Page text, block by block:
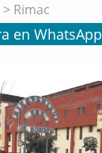
> Rimac
👋 chatea ahora en WhatsApp